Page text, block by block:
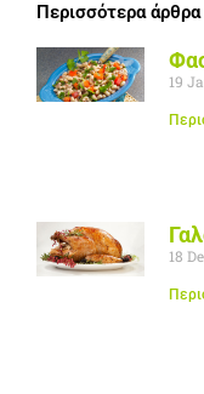
Περισσότερα άρθρα
19
18